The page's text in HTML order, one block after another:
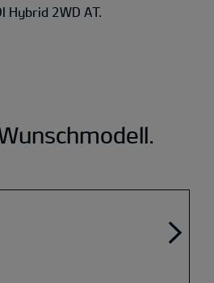
Hybrid 2WD AT.